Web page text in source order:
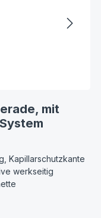
mit
Kapillarschutzkante
werkseitig